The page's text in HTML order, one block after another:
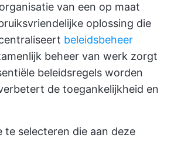
van een op maat
oplossing die
beleidsbeheer
beheer van werk zorgt
beleidsregels worden
de toegankelijkheid en
te selecteren die aan deze